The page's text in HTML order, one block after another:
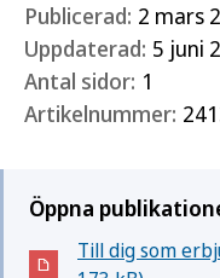
Publicerad: 2 mars
Uppdaterad: 5 juni
Antal sidor: 1
Artikelnummer:
Öppna
Till dig som